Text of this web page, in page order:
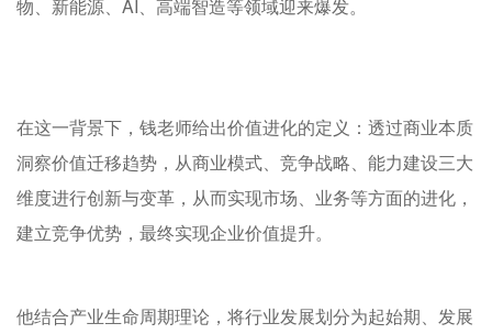
物、新能源、AI、高端智造等领域迎来爆发。
在这一背景下，钱老师给出价值进化的定义：透过商业本质
洞察价值迁移趋势，从商业模式、竞争战略、能力建设三大
维度进行创新与变革，从而实现市场、业务等方面的进化，
建立竞争优势，最终实现企业价值提升。
他结合产业生命周期理论，将行业发展划分为起始期、发展